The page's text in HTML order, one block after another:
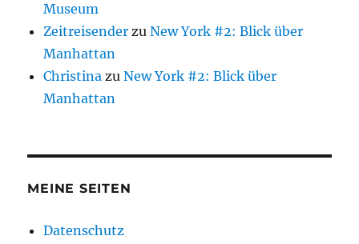
Museum
Zeitreisender zuNew York #2: Blick über
Manhattan
Christina zuNew York #2: Blick über
Manhattan
MEINE SEITEN
Datenschutz